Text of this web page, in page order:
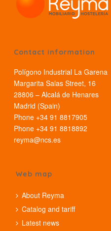
Contact information
Polígono Industrial La Garena
Margarita Salas Street, 16
28806 – Alcalá de Henares
Madrid (Spain)
Phone +34 91 8817905
Phone +34 91 8818892
reyma@ncs.es
Web map
About Reyma
Catalog and tariff
Latest news